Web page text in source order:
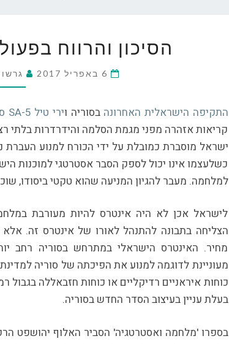
הסיכון והרווח
6 באפריל 2017
התקיפה הישראלית האחרונה בסוריה וירי טיל SA-5 סורי כנגד מטוסי חיל האוויר
קריאות אזהרה מפני מגמת הסלמה והידרדרות בלתי
ישראל מוסברת כמובלת על ידי הכורח למנוע העברת
כשלעצמו אינו יכול לספק הסבר אסטרטגי למוכנות
למלחמה. מעבר להגיון המניעה שהוא טקטי ביסודו,
לישראל אכן לא היה אינטרס להיות מעורבת
הצליחה בתבונה להתנהל לאורו של אינטרס זה.
מחיר. האינטרס הישראלי במתרחש בסוריה רחב
מעוניינת לדוגמה למנוע את הפיכתה של סוריה
כוחות איראניים רדיקליים או כוחות חזבאללה
בעלת עניין בעיצוב הסדר החדש בסוריה.
בספרו 'מלחמה ואסטרטגיה' הסביר האלוף יהושפט